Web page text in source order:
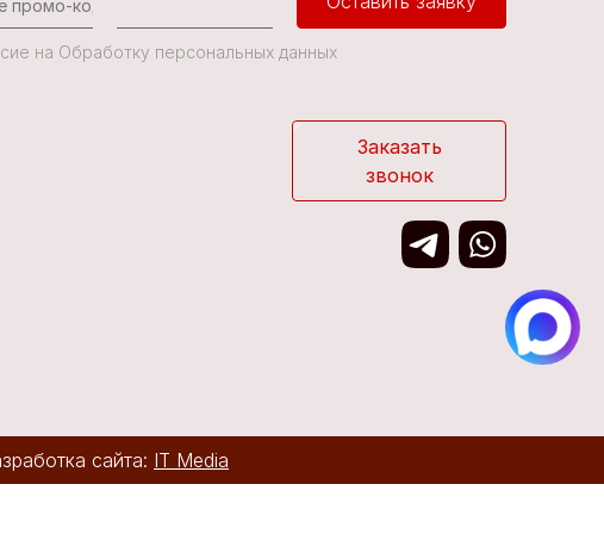
на Обработку персональных данных
Заказать
звонок
сайта: IT Media